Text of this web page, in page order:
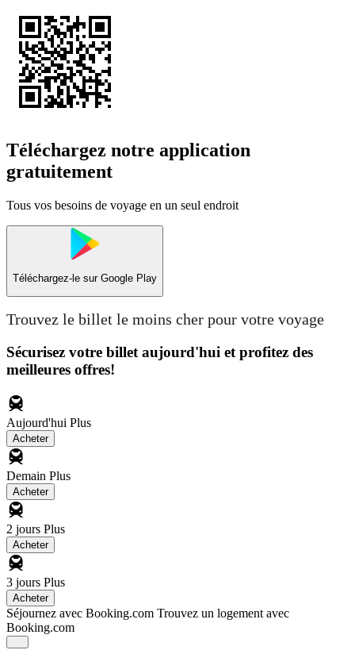
Téléchargez notre application
gratuitement
Tous vos besoins de voyage en un seul endroit
Téléchargez-le sur Google Play
Trouvez le billet le moins cher pour votre voyage
Sécurisez votre billet aujourd'hui et profitez des
meilleures offres!
Aujourd'hui Plus
Acheter
Demain Plus
Acheter
2 jours Plus
Acheter
3 jours Plus
Acheter
Séjournez avec Booking.com Trouvez un logement avec
Booking.com